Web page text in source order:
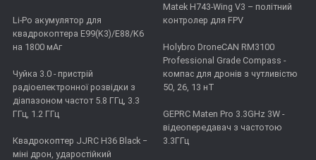
Li-Po акумулятор для
квадрокоптера E99(K3)/E88/K6
на 1800 мАг
Чуйка 3.0 - пристрій
радіоелектронної розвідки з
діапазоном частот 5.8 ГГц, 3.3
ГГц, 1.2 ГГц
Квадрокоптер JJRC H36 Black −
міні дрон, ударостійкий
Matek H743-Wing V3 – політний
контролер для FPV
Holybro DroneCAN RM3100
Professional Grade Compass -
компас для дронів з чутливістю
50, 26, 13 нТ
GEPRC Maten Pro 3.3GHz 3W -
відеопередавач з частотою
3.3ГГц